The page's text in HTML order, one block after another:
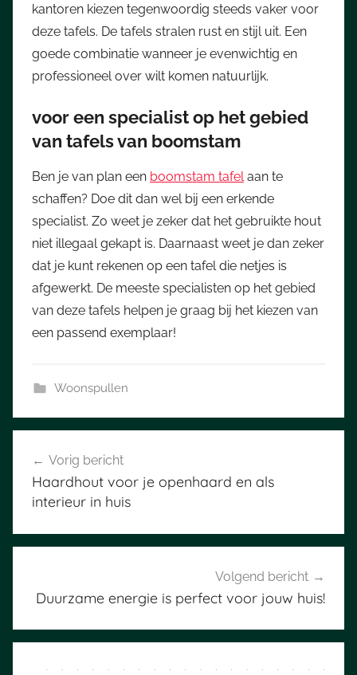
kantoren kiezen tegenwoordig steeds vaker voor
deze tafels. De tafels stralen rust en stijl uit. Een
goede combinatie wanneer je evenwichtig en
professioneel over wilt komen natuurlijk.
voor een specialist op het gebied
van tafels van boomstam
Ben je van plan een boomstam tafelaan te
schaffen? Doe dit dan wel bij een erkende
specialist. Zo weet je zeker dat het gebruikte hout
niet illegaal gekapt is. Daarnaast weet je dan zeker
dat je kunt rekenen op een tafel die netjes is
afgewerkt. De meeste specialisten op het gebied
van deze tafels helpen je graag bij het kiezen van
een passend exemplaar!
Woonspullen
navigatie
Vorig bericht
Haardhout voor je openhaard en als
interieur in huis
Volgend bericht
Duurzame energie is perfect voor jouw huis!